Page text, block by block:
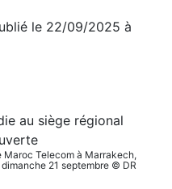
le 22/09/2025 à
Maroc Telecom à Marrakech,
21 septembre © DR